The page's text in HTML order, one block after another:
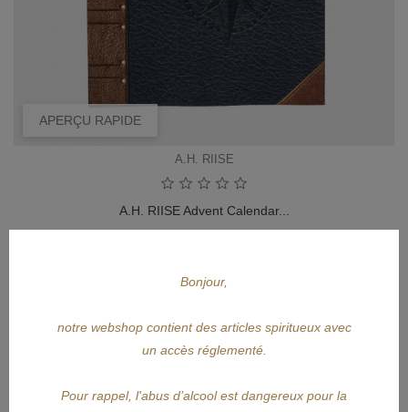
APERÇU RAPIDE
A.H. RIISE
A.H. RIISE Advent Calendar...
AJOUTER AU PANIER
Bonjour,
notre webshop contient des articles spiritueux avec
un accès réglementé.
Pour rappel, l'abus d’alcool est dangereux pour la